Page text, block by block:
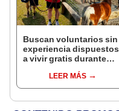
Buscan voluntarios sin
experiencia dispuestos
a vivir gratis durante
cuidar caballos, burros
y otros animales
LEER MÁS